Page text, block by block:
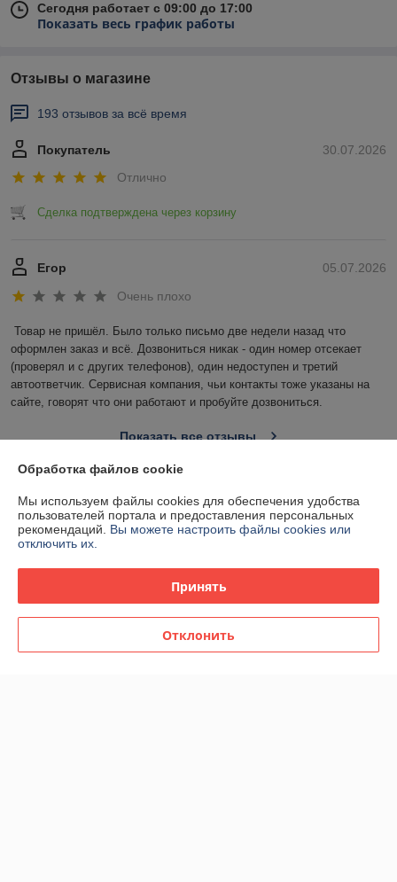
Сегодня работает с 09:00 до 17:00
Показать весь график работы
Отзывы о магазине
193 отзывов за всё время
30.07.2026
Покупатель
Отлично
Сделка подтверждена через корзину
05.07.2026
Егор
Очень плохо
Товар не пришёл. Было только письмо две недели назад что
оформлен заказ и всё. Дозвониться никак - один номер отсекает
(проверял и с других телефонов), один недоступен и третий
автоответчик. Сервисная компания, чьи контакты тоже указаны на
сайте, говорят что они работают и пробуйте дозвониться.
Показать все отзывы
О нас
Контакты
График работы
Обработка файлов cookie
Мы используем файлы cookies для обеспечения удобства
пользователей портала и предоставления персональных
рекомендаций. Вы можете настроить файлы cookies или
отключить их.
Принять
Отклонить